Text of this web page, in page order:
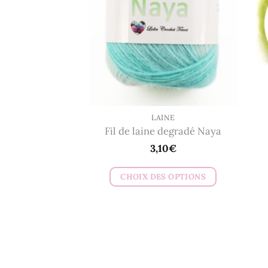
options
peuvent
choisies
sur
la
page
du
produit
LAINE
Fil de laine degradé Naya
3,10€
CHOIX DES OPTIONS